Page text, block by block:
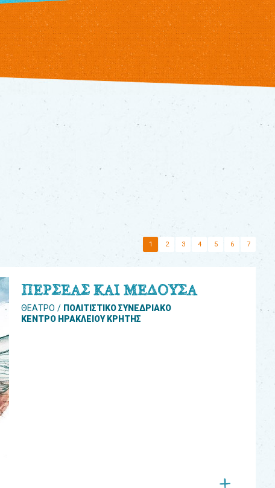
1 2 3 4 5 6 7
ΠΕΡΣΕΑΣ ΚΑΙ ΜΕΔΟΥΣΑ
ΘΕΑΤΡΟ
ΠΟΛΙΤΙΣΤΙΚΟ ΣΥΝΕΔΡΙΑΚΟ
ΚΕΝΤΡΟ ΗΡΑΚΛΕΙΟΥ ΚΡΗΤΗΣ